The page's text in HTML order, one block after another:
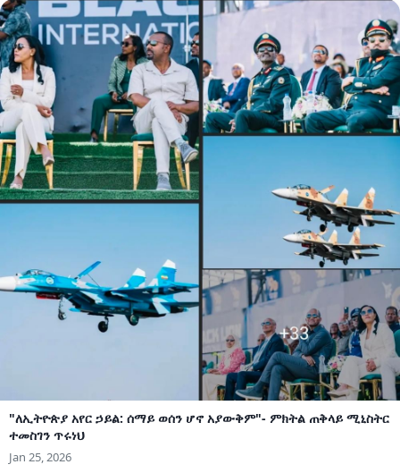
"ለኢትዮጵያ አየር ኃይል: ሰማይ ወሰን ሆኖ አያውቅም"- ምክትል ጠቅላይ ሚኒስትር
ተመስገን ጥሩነህ
Jan 25, 2026